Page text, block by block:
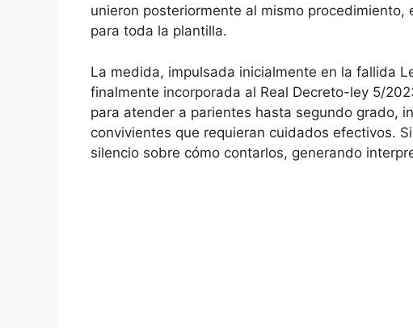
unieron posteriormente al mismo
para toda la plantilla.
La medida, impulsada inicialmente en la fallida
finalmente incorporada al Real Decreto-ley 5/
para atender a parientes hasta segundo grado,
convivientes que requieran cuidados efectivos.
silencio sobre cómo contarlos, generando